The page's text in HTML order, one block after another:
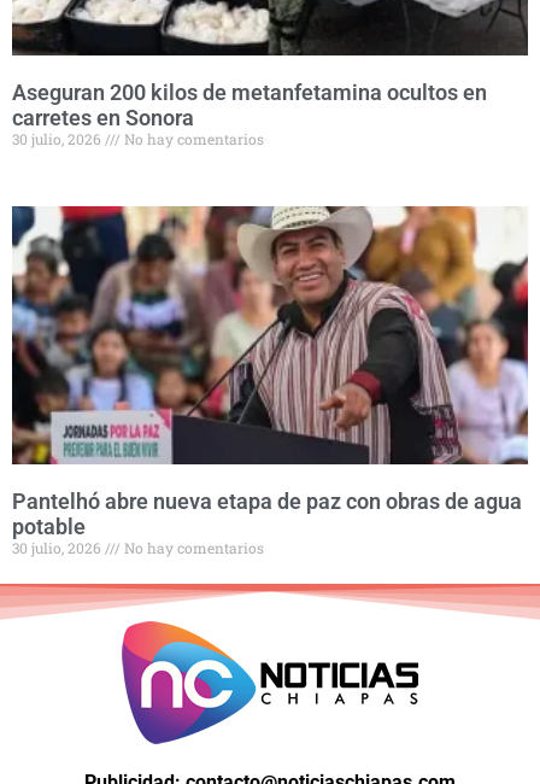
Aseguran 200 kilos de metanfetamina ocultos en
carretes en Sonora
30 julio, 2026 No hay comentarios
Pantelhó abre nueva etapa de paz con obras de agua
potable
30 julio, 2026 No hay comentarios